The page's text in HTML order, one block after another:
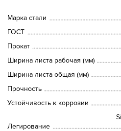
Марка стали
ГОСТ
Прокат
Ширина листа рабочая (мм)
Ширина листа общая (мм)
Прочность
Устойчивость к коррозии
Легирование